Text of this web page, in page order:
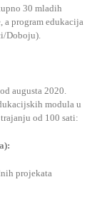
30 mladih
program edukacija
Doboju).
augusta 2020.
modula u
od 100 sati:
projekata